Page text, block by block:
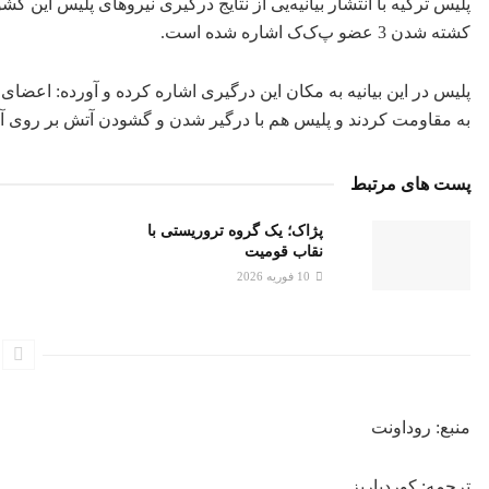
کشته شدن 3 عضو پ‌ک‌ک اشاره شده است.
پلیس در این بیانیه به مکان این درگیری اشاره کرده و آورده:
به مقاومت کردند و پلیس هم با درگیر شدن و گشودن آتش بر
پست های مرتبط
پژاک؛ یک گروه تروریستی با
نقاب قومیت
منبع: روداونت